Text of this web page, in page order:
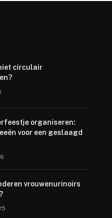
circulair
organiseren:
voor een geslaagd
vrouwenurinoirs